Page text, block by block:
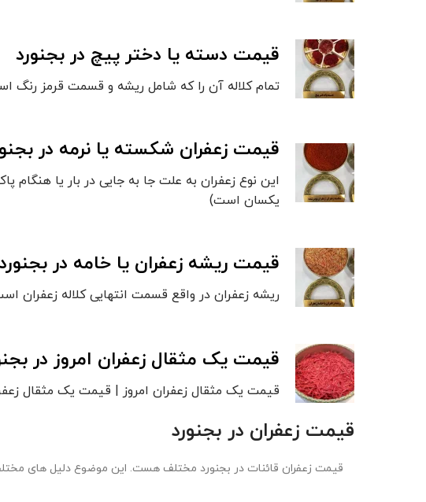
قیمت دسته یا دختر پیچ در بجنورد
تمام کلاله آن را که شامل ریشه و قسمت قرمز رنگ
قیمت زعفران شکسته یا نرمه در
این نوع زعفران به علت جا به جایی در بار یا
یکسان است)
قیمت ریشه زعفران یا خامه در
ریشه زعفران در واقع قسمت انتهایی کلاله
قیمت یک مثقال زعفران امروز در
قیمت یک مثقال زعفران امروز | قیمت یک مثقال زعفران
قیمت زعفران در بجنورد
قیمت زعفران قائنات در بجنورد مختلف هست. این موضوع دلیل های